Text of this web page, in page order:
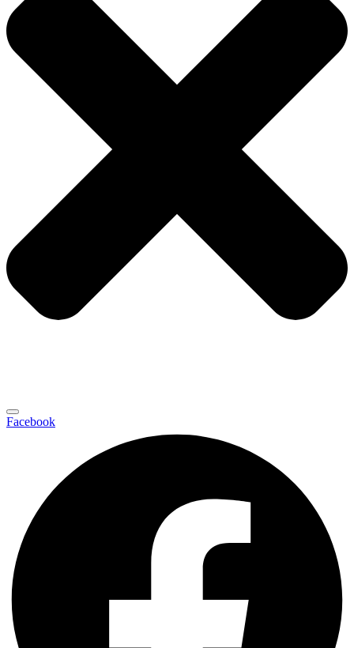
Facebook